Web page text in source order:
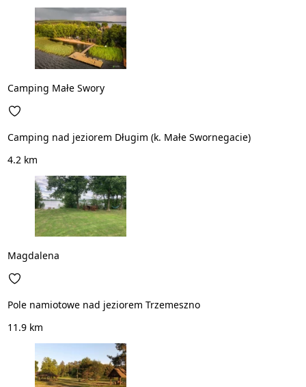
Camping Małe Swory
Camping nad jeziorem Długim (k. Małe Swornegacie)
4.2 km
Magdalena
Pole namiotowe nad jeziorem Trzemeszno
11.9 km